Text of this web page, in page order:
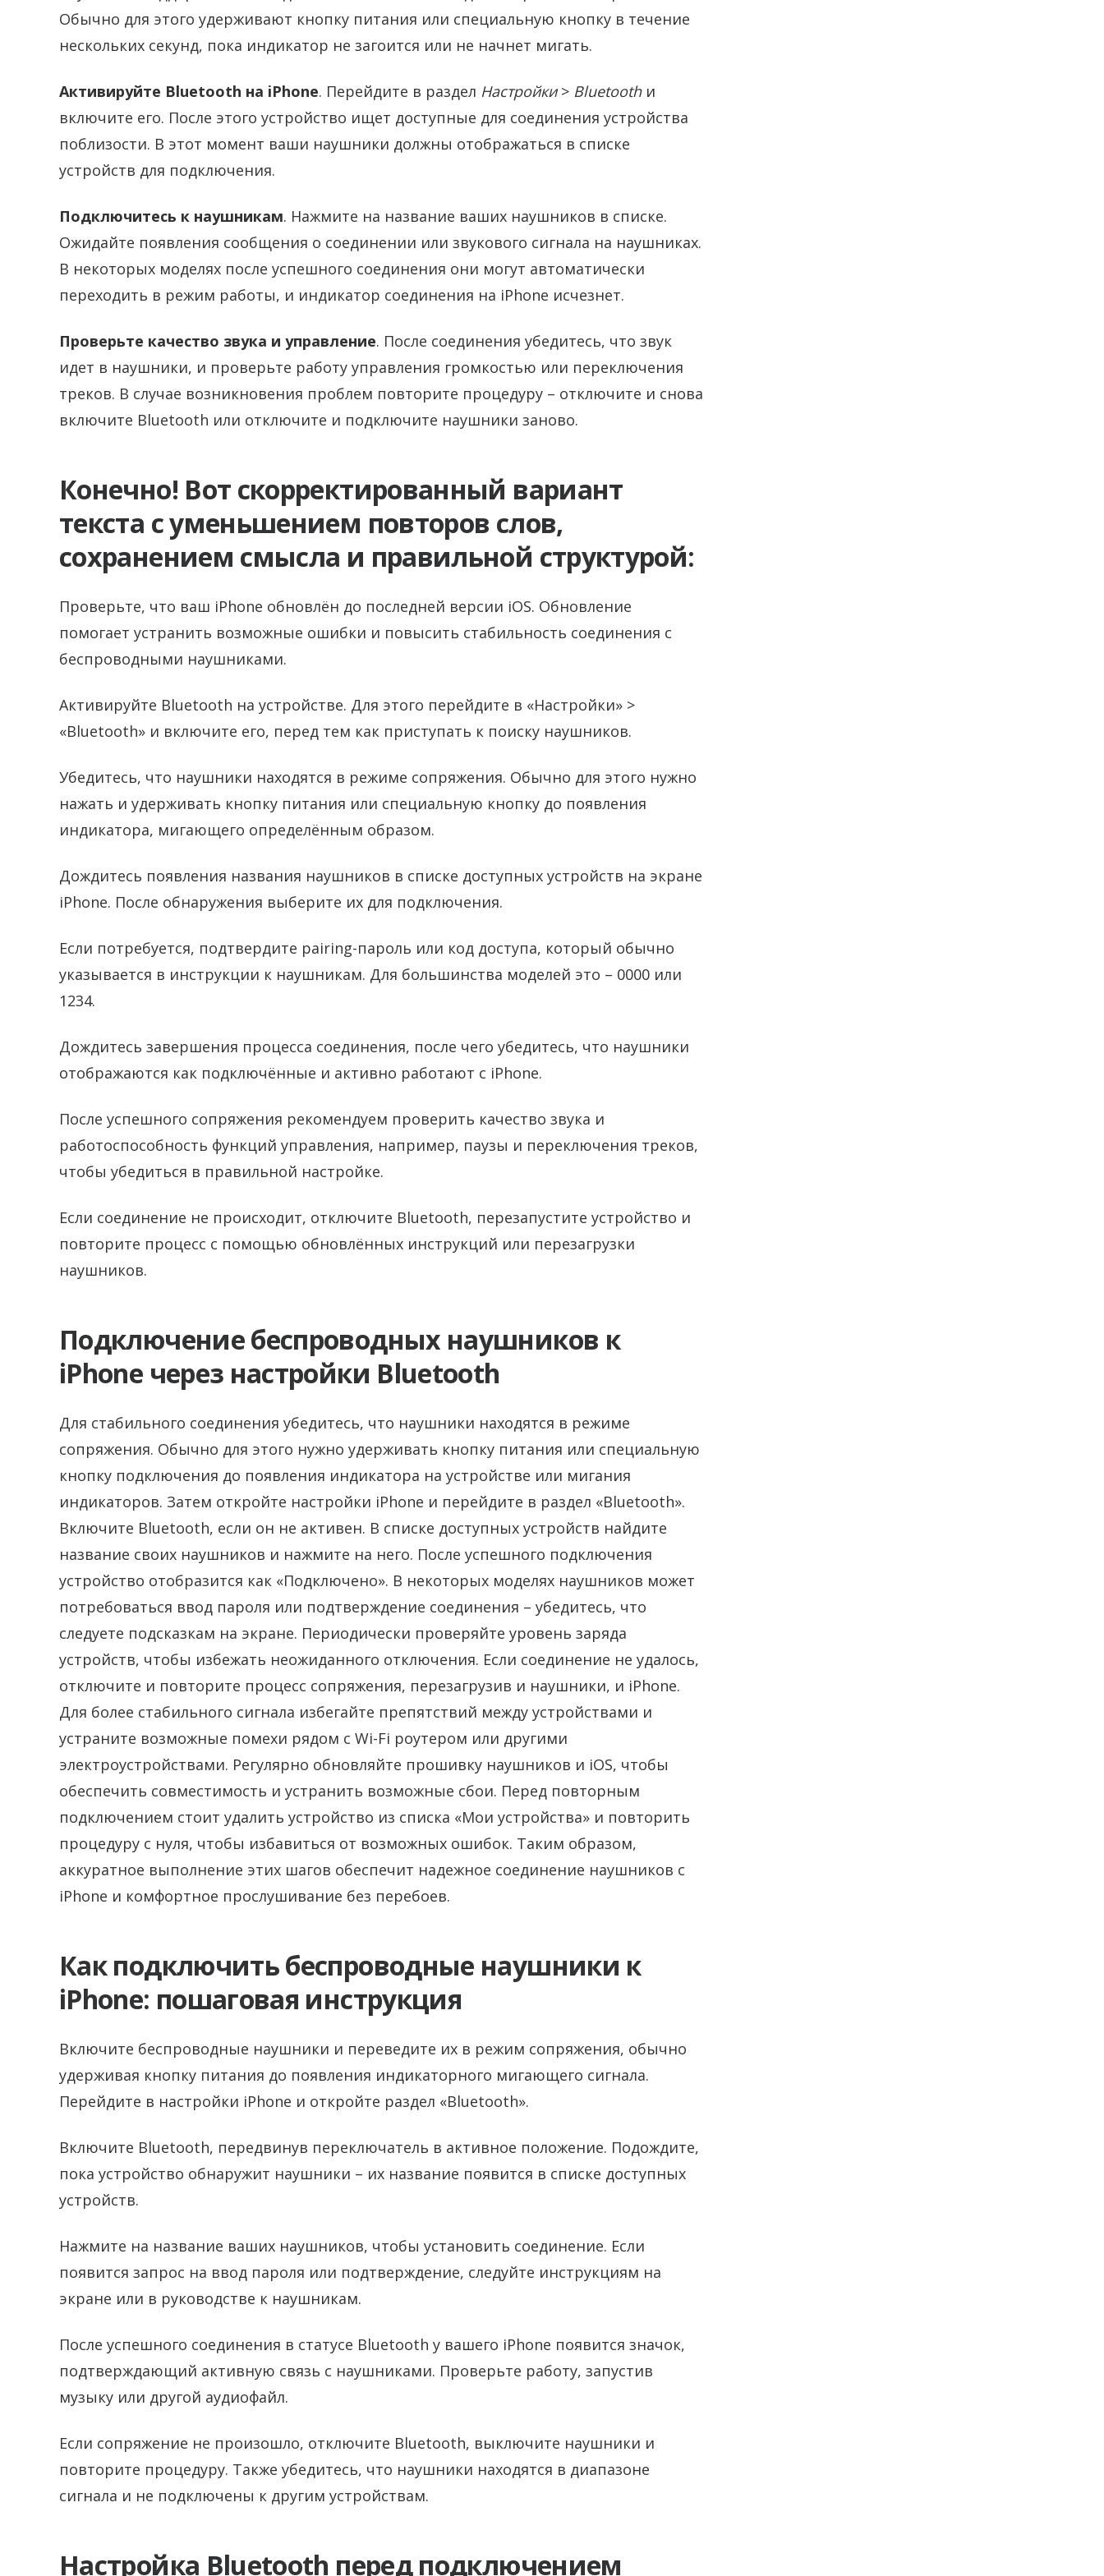
Обычно для этого удерживают кнопку питания или специальную кнопку в течение
нескольких секунд, пока индикатор не загоится или не начнет мигать.
Активируйте Bluetooth на iPhone. Перейдите в раздел Настройки> Bluetoothи
включите его. После этого устройство ищет доступные для соединения устройства
поблизости. В этот момент ваши наушники должны отображаться в списке
устройств для подключения.
Подключитесь к наушникам. Нажмите на название ваших наушников в списке.
Ожидайте появления сообщения о соединении или звукового сигнала на наушниках.
В некоторых моделях после успешного соединения они могут автоматически
переходить в режим работы, и индикатор соединения на iPhone исчезнет.
Проверьте качество звука и управление. После соединения убедитесь, что звук
идет в наушники, и проверьте работу управления громкостью или переключения
треков. В случае возникновения проблем повторите процедуру – отключите и снова
включите Bluetooth или отключите и подключите наушники заново.
Конечно! Вот скорректированный вариант
текста с уменьшением повторов слов,
сохранением смысла и правильной структурой:
Проверьте, что ваш iPhone обновлён до последней версии iOS. Обновление
помогает устранить возможные ошибки и повысить стабильность соединения с
беспроводными наушниками.
Активируйте Bluetooth на устройстве. Для этого перейдите в «Настройки» >
«Bluetooth» и включите его, перед тем как приступать к поиску наушников.
Убедитесь, что наушники находятся в режиме сопряжения. Обычно для этого нужно
нажать и удерживать кнопку питания или специальную кнопку до появления
индикатора, мигающего определённым образом.
Дождитесь появления названия наушников в списке доступных устройств на экране
iPhone. После обнаружения выберите их для подключения.
Если потребуется, подтвердите pairing-пароль или код доступа, который обычно
указывается в инструкции к наушникам. Для большинства моделей это – 0000 или
1234.
Дождитесь завершения процесса соединения, после чего убедитесь, что наушники
отображаются как подключённые и активно работают с iPhone.
После успешного сопряжения рекомендуем проверить качество звука и
работоспособность функций управления, например, паузы и переключения треков,
чтобы убедиться в правильной настройке.
Если соединение не происходит, отключите Bluetooth, перезапустите устройство и
повторите процесс с помощью обновлённых инструкций или перезагрузки
наушников.
Подключение беспроводных наушников к
iPhone через настройки Bluetooth
Для стабильного соединения убедитесь, что наушники находятся в режиме
сопряжения. Обычно для этого нужно удерживать кнопку питания или специальную
кнопку подключения до появления индикатора на устройстве или мигания
индикаторов. Затем откройте настройки iPhone и перейдите в раздел «Bluetooth».
Включите Bluetooth, если он не активен. В списке доступных устройств найдите
название своих наушников и нажмите на него. После успешного подключения
устройство отобразится как «Подключено». В некоторых моделях наушников может
потребоваться ввод пароля или подтверждение соединения – убедитесь, что
следуете подсказкам на экране. Периодически проверяйте уровень заряда
устройств, чтобы избежать неожиданного отключения. Если соединение не удалось,
отключите и повторите процесс сопряжения, перезагрузив и наушники, и iPhone.
Для более стабильного сигнала избегайте препятствий между устройствами и
устраните возможные помехи рядом с Wi-Fi роутером или другими
электроустройствами. Регулярно обновляйте прошивку наушников и iOS, чтобы
обеспечить совместимость и устранить возможные сбои. Перед повторным
подключением стоит удалить устройство из списка «Мои устройства» и повторить
процедуру с нуля, чтобы избавиться от возможных ошибок. Таким образом,
аккуратное выполнение этих шагов обеспечит надежное соединение наушников с
iPhone и комфортное прослушивание без перебоев.
Как подключить беспроводные наушники к
iPhone: пошаговая инструкция
Включите беспроводные наушники и переведите их в режим сопряжения, обычно
удерживая кнопку питания до появления индикаторного мигающего сигнала.
Перейдите в настройки iPhone и откройте раздел «Bluetooth».
Включите Bluetooth, передвинув переключатель в активное положение. Подождите,
пока устройство обнаружит наушники – их название появится в списке доступных
устройств.
Нажмите на название ваших наушников, чтобы установить соединение. Если
появится запрос на ввод пароля или подтверждение, следуйте инструкциям на
экране или в руководстве к наушникам.
После успешного соединения в статусе Bluetooth у вашего iPhone появится значок,
подтверждающий активную связь с наушниками. Проверьте работу, запустив
музыку или другой аудиофайл.
Если сопряжение не произошло, отключите Bluetooth, выключите наушники и
повторите процедуру. Также убедитесь, что наушники находятся в диапазоне
сигнала и не подключены к другим устройствам.
Настройка Bluetooth перед подключением